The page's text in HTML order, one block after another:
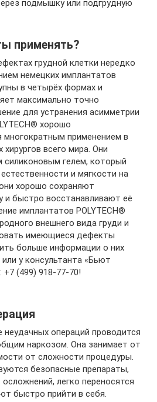
подмышку или подгрудную
применять?
грудной клетки нередко
немецких имплантатов
в четырёх формах и
максимально точно
для устранения асимметрии
хорошо
многократным применением в
хирургов всего мира. Они
силиконовым гелем, который
и мягкости на
хорошо сохраняют
и быстро восстанавливают её
имплантатов POLYTECH®
внешнего вида груди и
имеющиеся дефекты
больше информации о них
у консультанта «Бьют
(499) 918-77-70!
неудачных операций проводится
наркозом. Она занимает от
от сложности процедуры.
безопасные препараты,
легко переносятся
быстро прийти в себя.